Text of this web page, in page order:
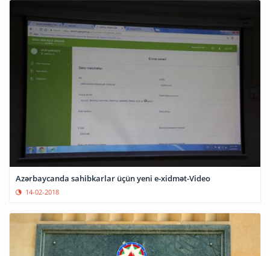
Azərbaycanda sahibkarlar üçün yeni e-xidmət-Video
14-02-2018